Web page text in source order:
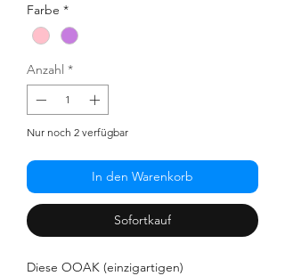
Farbe *
Anzahl *
Nur noch 2 verfügbar
In den Warenkorb
Sofortkauf
Diese OOAK (einzigartigen)